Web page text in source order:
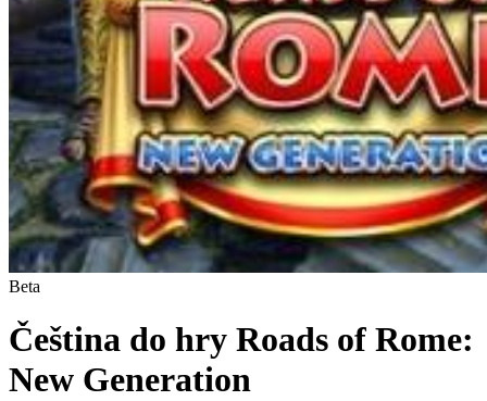
Beta
Čeština do hry Roads of Rome:
New Generation